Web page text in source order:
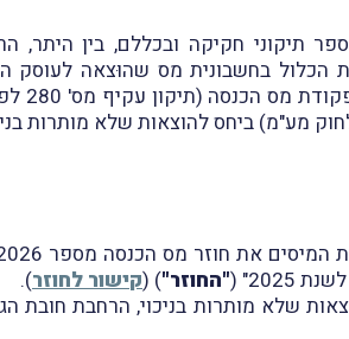
הכלול בחשבונית מס שהוּצאה
);
(
"החוזר") (קישור לחוזר).
שלא מותרות בניכוי, הרחבת חובת